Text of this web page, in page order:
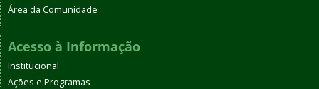
Área da Comunidade
Acesso à Informação
Institucional
Ações e Programas